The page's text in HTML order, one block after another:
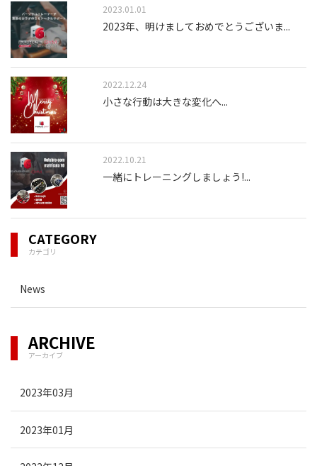
2023.01.01
2023年、明けましておめでとうございま...
2022.12.24
小さな行動は大きな変化へ...
2022.10.21
一緒にトレーニングしましょう!...
CATEGORY
カテゴリ
News
ARCHIVE
アーカイブ
2023年03月
2023年01月